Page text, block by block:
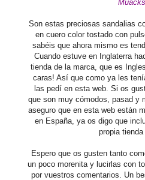
Son estas preciosas sandalias
en cuero color tostado con
sabéis que ahora mismo es
Cuando estuve en Inglaterra
tienda de la marca, que es
caras! Así que como ya les
las pedí en esta web. Si os
que son muy cómodos, pasad y
aseguro que en esta web están
en España, ya os digo que
propia tienda
Espero que os gusten tanto
un poco morenita y lucirlas con
por vuestros comentarios. Un